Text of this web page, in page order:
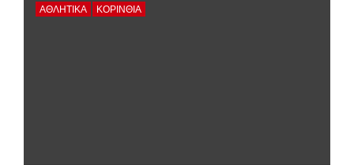
ΑΘΛΗΤΙΚΑ ΚΟΡΙΝΘΊΑ